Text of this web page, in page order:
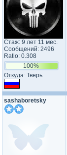
Стаж: 9 лет 11 мес.
Сообщений: 2496
Ratio: 0.308
100%
Откуда: Тверь
sashaboretsky